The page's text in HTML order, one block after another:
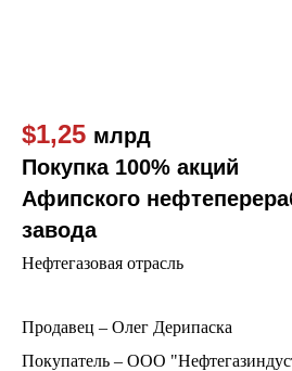
$1,25 млрд
Покупка 100% акций
Афипского
завода
Нефтегазовая отрасль
Продавец – Олег Дерипаска
Покупатель – ООО